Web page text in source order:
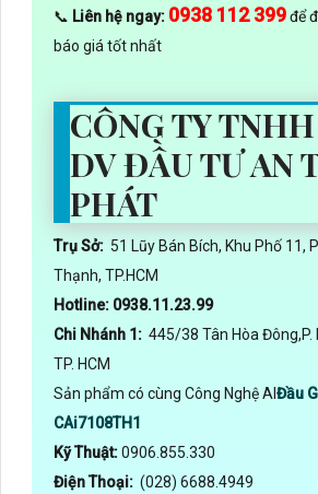
📞 Liên hệ ngay: 0938 112 399để
báo giá tốt nhất
CÔNG TY
DV ĐẦU TƯ AN
PHÁT
Trụ Sở: 51 Lũy Bán Bích, Khu Phố 11,
Thạnh, TP.HCM
Hotline: 0938.11.23.99
Chi Nhánh 1: 445/38 Tân Hòa Đông,P.
TP. HCM
Sản phẩm có cùng Công Nghệ AI Đầu
CAi7108TH1
Kỹ Thuật:0906.855.330
Điện Thoại: (028) 6688.4949